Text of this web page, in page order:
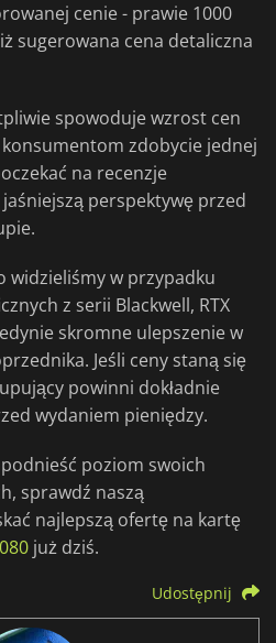
cenie - prawie 1000
sugerowana cena detaliczna
spowoduje wzrost cen
konsumentom zdobycie jednej
na recenzje
perspektywę przed
widzieliśmy w przypadku
z serii Blackwell, RTX
skromne ulepszenie w
Jeśli ceny staną się
powinni dokładnie
wydaniem pieniędzy.
poziom swoich
sprawdź naszą
najlepszą ofertę na kartę
już dziś.
Udostępnij